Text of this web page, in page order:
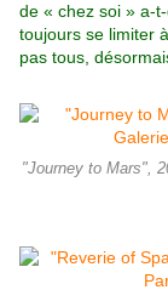
de « chez soi » a-
toujours se limiter
pas tous,
"Journey to Mars",